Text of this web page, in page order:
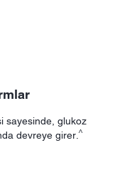
sayesinde, glukoz
devreye girer. ^